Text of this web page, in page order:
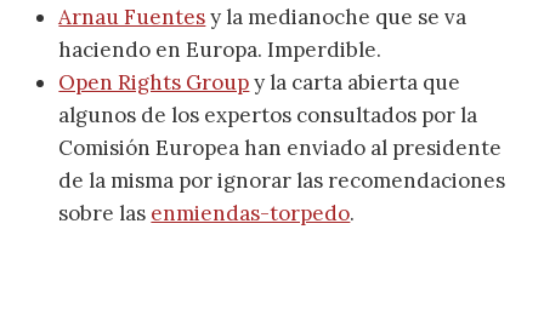
Arnau Fuentesy la medianoche que se va
haciendo en Europa. Imperdible.
Open Rights Groupy la carta abierta que
algunos de los expertos consultados por la
Comisión Europea han enviado al presidente
de la misma por ignorar las recomendaciones
sobre las enmiendas-torpedo.